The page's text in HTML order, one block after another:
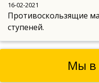
16-02-2021
Противоскользящие
ступеней.
Мы в